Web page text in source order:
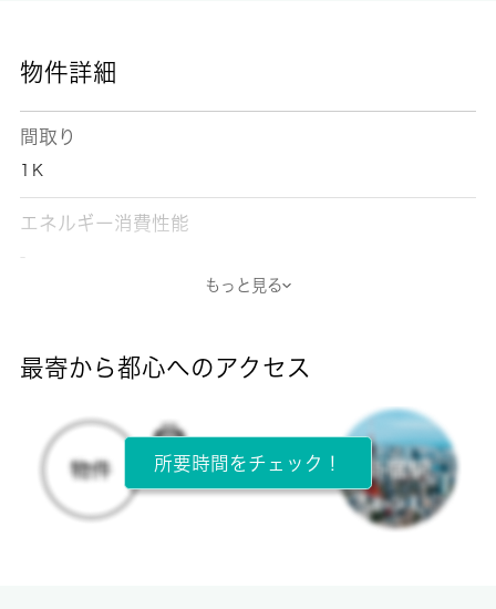
物件詳細
間取り
1Ｋ
エネルギー消費性能
-
所在階
2階 / 2階建
もっと見る
最寄から都心へのアクセス
所要時間をチェック！